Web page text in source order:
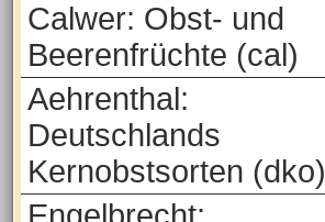
Calwer: Obst- und
Beerenfrüchte (cal)
Aehrenthal:
Deutschlands
Kernobstsorten (dko)